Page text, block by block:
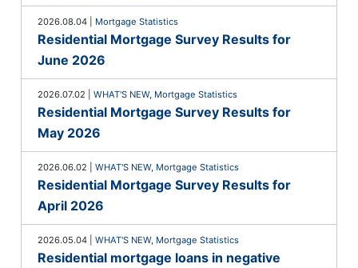
2026.08.04 Mortgage Statistics
Residential Mortgage Survey Results for
June 2026
2026.07.02 |WHAT'S NEW, Mortgage Statistics
Residential Mortgage Survey Results for
May 2026
2026.06.02 |WHAT'S NEW, Mortgage Statistics
Residential Mortgage Survey Results for
April 2026
2026.05.04 |WHAT'S NEW, Mortgage Statistics
Residential mortgage loans in negative